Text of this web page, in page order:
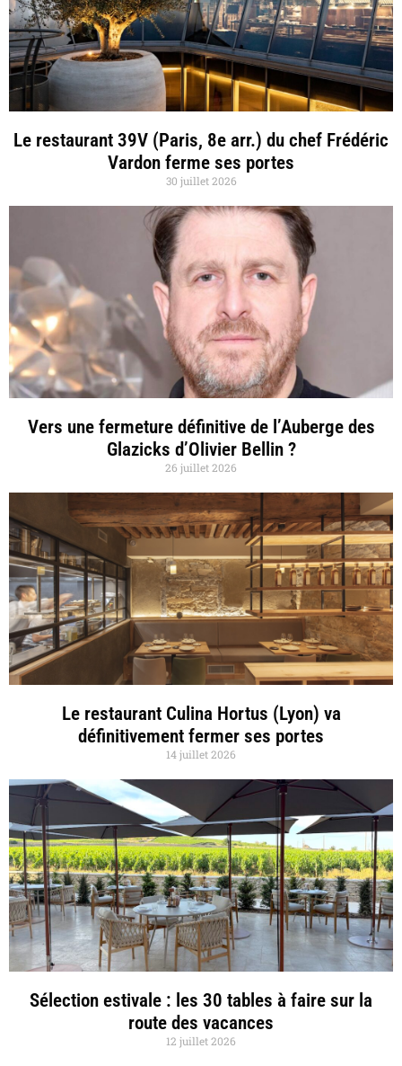
Le restaurant 39V (Paris, 8e arr.) du chef Frédéric
Vardon ferme ses portes
30 juillet 2026
Vers une fermeture définitive de l’Auberge des
Glazicks d’Olivier Bellin ?
26 juillet 2026
Le restaurant Culina Hortus (Lyon) va
définitivement fermer ses portes
14 juillet 2026
Sélection estivale : les 30 tables à faire sur la
route des vacances
12 juillet 2026